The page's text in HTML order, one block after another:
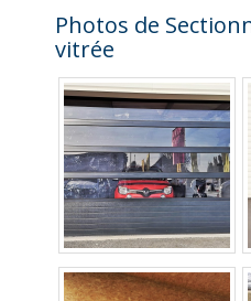
Photos de
vitrée